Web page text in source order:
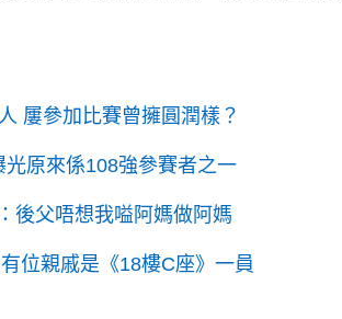
屢參加比賽曾擁圓潤樣？
原來係108強參賽者之一
後父唔想我嗌阿媽做阿媽
位親戚是《18樓C座》一員